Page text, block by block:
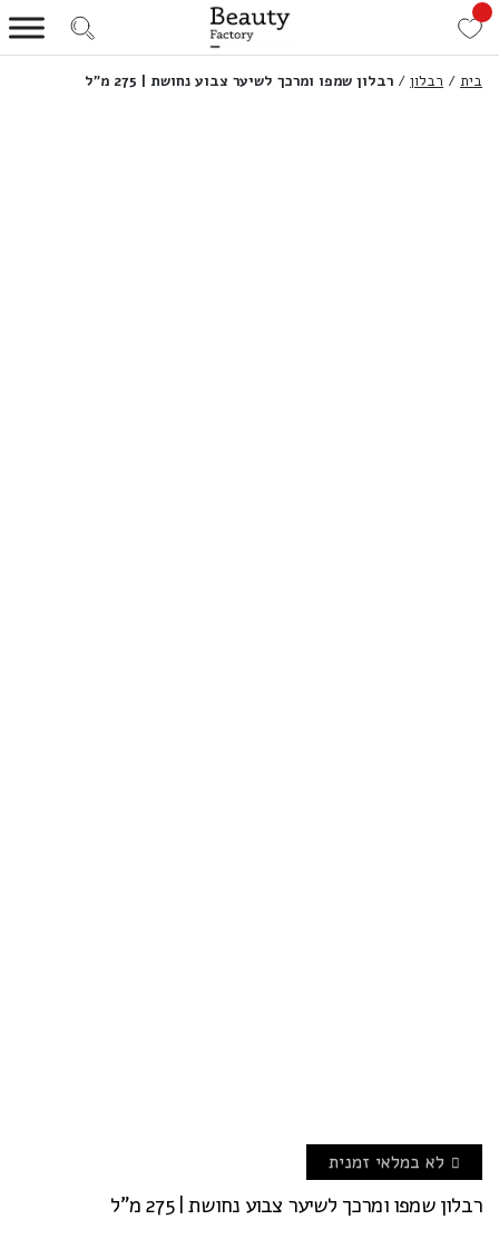
בית / רבלון / רבלון שמפו ומרכך לשיער צבוע נחושת | 275 מ”ל
לא במלאי זמנית
רבלון שמפו ומרכך לשיער צבוע נחושת | 275 מ"ל